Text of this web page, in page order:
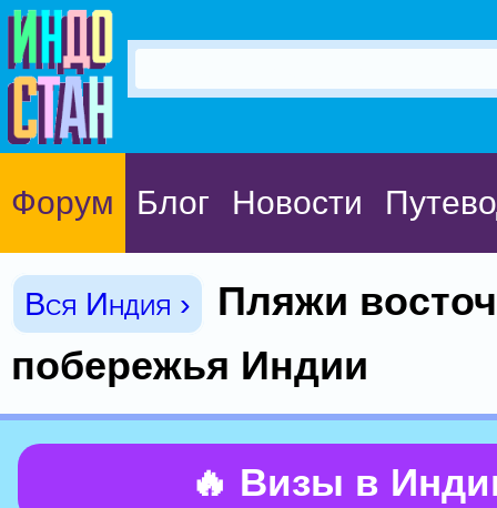
Форум Блог Новости
Вся Индия ›
Пляжи
побережья Индии
🔥 Визы в